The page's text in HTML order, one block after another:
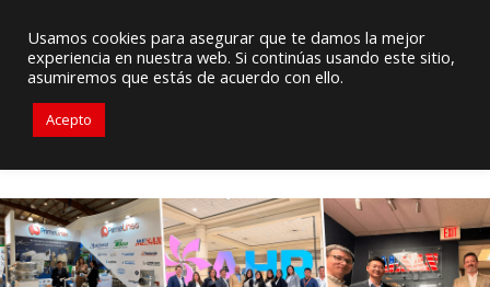
+56976 264279 ventas@primelines-hvac.cl
Usamos cookies para asegurar que te damos la mejor
experiencia en nuestra web. Si continúas usando este sitio,
asumiremos que estás de acuerdo con ello.
Acepto